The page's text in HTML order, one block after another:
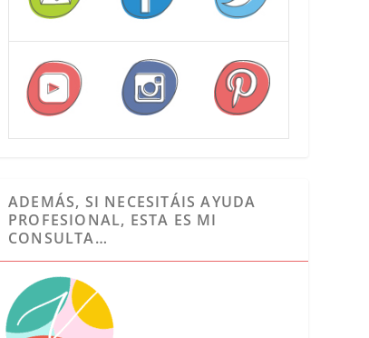
ADEMÁS, SI NECESITÁIS AYUDA
PROFESIONAL, ESTA ES MI
CONSULTA…